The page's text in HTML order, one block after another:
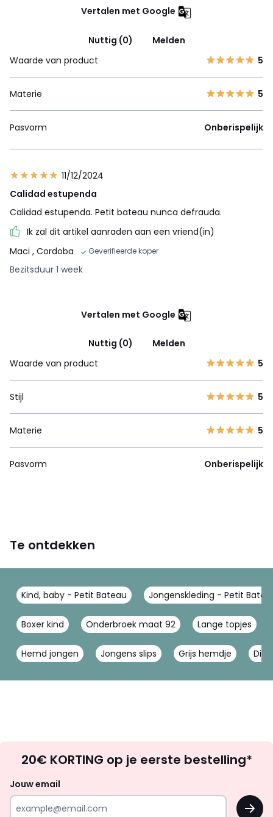
Vertalen met Google
Nuttig (0)
Melden
Waarde van product
5
Materie 5
Pasvorm Onberispelijk
11/12/2024
Calidad estupenda
Calidad estupenda. Petit bateau nunca defrauda.
Ik zal dit artikel aanraden aan een vriend(in)
Maci , Cordoba Geverifieerde koper
Bezitsduur 1 week
Vertalen met Google
Nuttig (0)
Melden
Waarde van product
5
Stijl 5
Materie 5
Pasvorm Onberispelijk
Te ontdekken
Kind, baby - Petit Bateau Jongenskleding - Petit
Boxer kind Onderbroek maat 92 Lange topjes
Hemd jongen Jongens slips Grijs hemdje Dim
zoek
inspiratie
20€ KORTING op je eerste bestelling*
Jouw email
OK